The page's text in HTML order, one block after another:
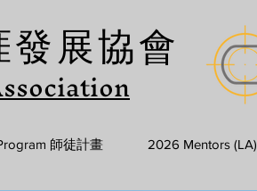
發展協會
師徒計畫 2026 Mentors (LA)